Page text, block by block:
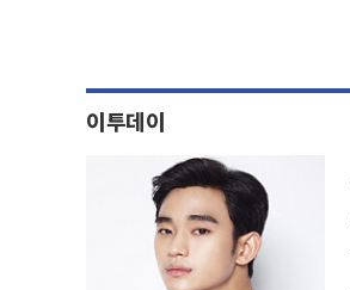
이투데이